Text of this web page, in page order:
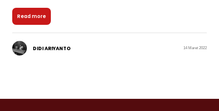
Read more
DIDI ARIYANTO 14 Maret 2022